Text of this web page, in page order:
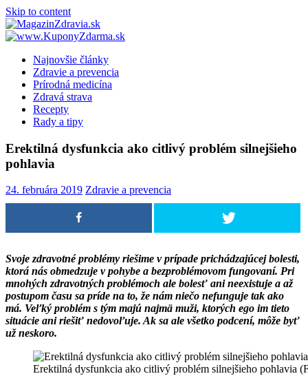
Skip to content
Najnovšie články
Zdravie a prevencia
Prírodná medicína
Zdravá strava
Recepty
Rady a tipy
Erektilná dysfunkcia ako citlivý problém silnejšieho
pohlavia
24. februára 2019 Zdravie a prevencia
Svoje zdravotné problémy riešime v prípade prichádzajúcej bolesti,
ktorá nás obmedzuje v pohybe a bezproblémovom fungovaní. Pri
mnohých zdravotných problémoch ale bolesť ani neexistuje a až
postupom času sa príde na to, že nám niečo nefunguje tak ako
má. Veľký problém s tým majú najmä muži, ktorých ego im tieto
situácie ani riešiť nedovoľuje. Ak sa ale všetko podcení, môže byť
už neskoro.
Erektilná dysfunkcia ako citlivý problém silnejšieho pohlavia